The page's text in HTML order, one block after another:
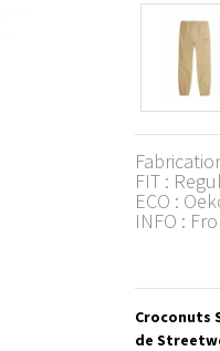
FIT :
ECO :
INFO :
Croconuts
de